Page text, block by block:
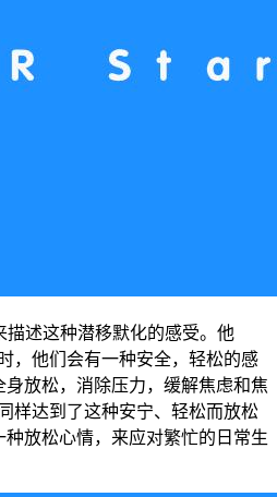
描述这种潜移默化的感受。他
，他们会有一种安全，轻松的感
放松，消除压力，缓解焦虑和焦
样达到了这种安宁、轻松而放松
放松心情，来应对繁忙的日常生